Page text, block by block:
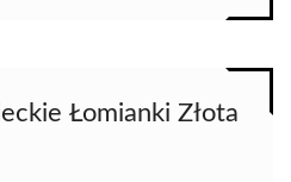
Łomianki Złota